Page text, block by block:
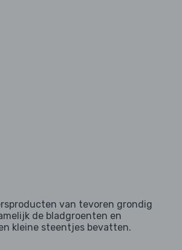
van tevoren grondig
de bladgroenten en
kleine steentjes bevatten.